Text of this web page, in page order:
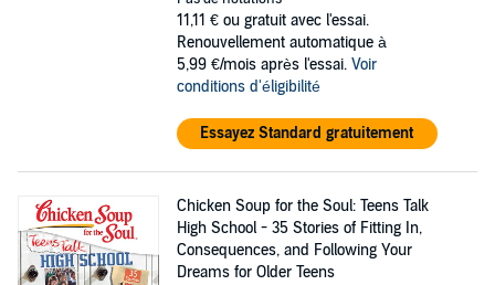
11,11 € ou gratuit avec l'essai.
Renouvellement automatique à
5,99 €/mois après l'essai. Voir
conditions d'éligibilité
Essayez Standard gratuitement
Chicken Soup for the Soul: Teens Talk
High School - 35 Stories of Fitting In,
Consequences, and Following Your
Dreams for Older Teens